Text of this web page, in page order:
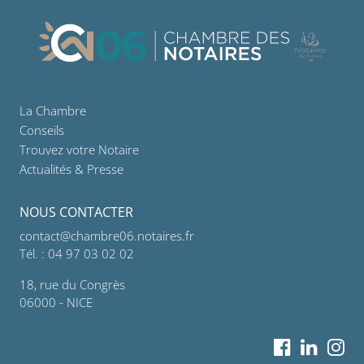
La Chambre
Conseils
Trouvez votre Notaire
Actualités & Presse
NOUS CONTACTER
contact@chambre06.notaires.fr
Tél. : 04 97 03 02 02
18, rue du Congrès
06000 - NICE